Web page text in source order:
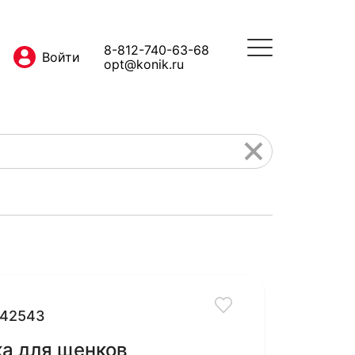
8-812-740-63-68
opt@konik.ru
42543
для щенков